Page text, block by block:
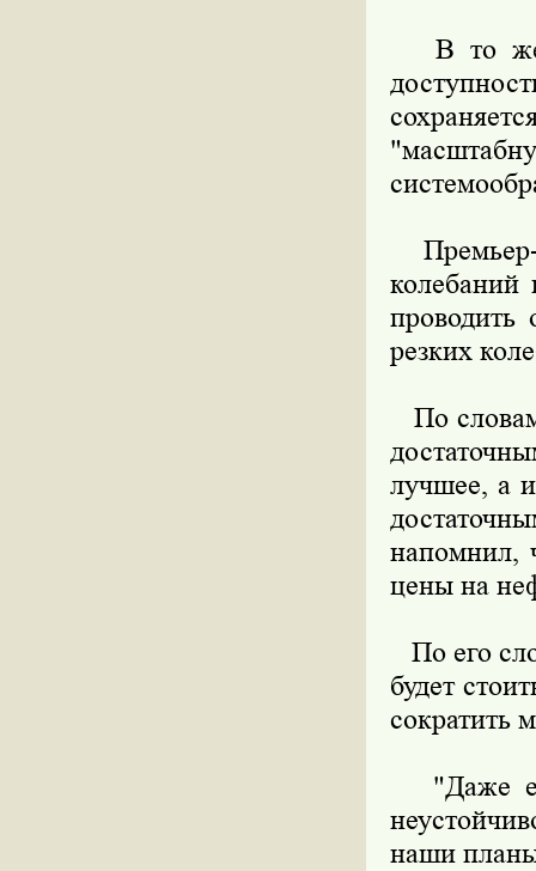
В то же
Премьер-
колебаний
проводить
резких
По
лучшее, а
напомнил,
цены на
По его
будет
сократить
"Даже
наши